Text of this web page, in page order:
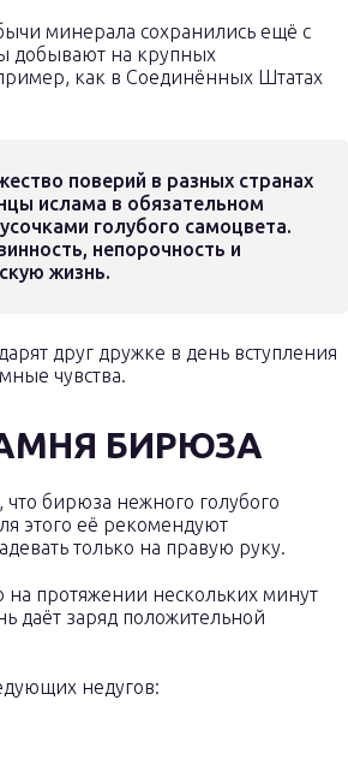
минерала сохранились ещё с
добывают на крупных
как в Соединённых Штатах
поверий в разных странах
ислама в обязательном
голубого самоцвета.
непорочность и
жизнь.
друг дружке в день вступления
чувства.
БИРЮЗА
что бирюза нежного голубого
этого её рекомендуют
только на правую руку.
протяжении нескольких минут
даёт заряд положительной
недугов: